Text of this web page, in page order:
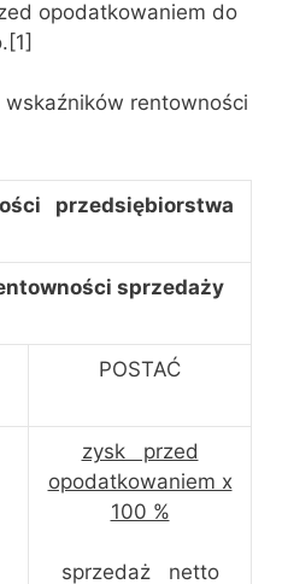
opodatkowaniem do
rentowności
przedsiębiorstwa
sprzedaży
POSTAĆ
zysk przed
opodatkowaniem x
100 %
sprzedaż netto